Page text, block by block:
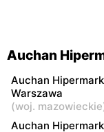
stanowi
niektóre atuty
Łódź al. Jana
Auchan
Włocławek, ul.
10
Auchan
Auchan
Auchan
Warszawa
(woj. mazowieckie
Auchan